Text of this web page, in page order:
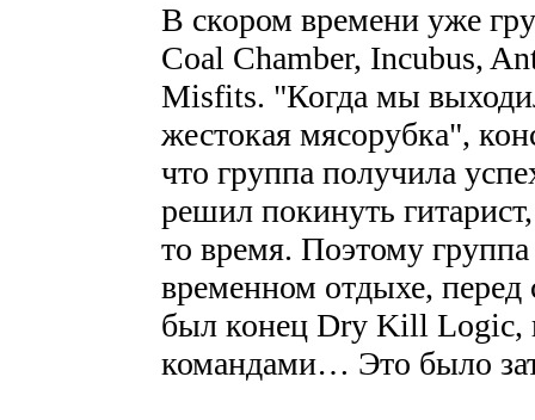
В скором времени уже
Coal Chamber, Incubus,
Misfits. "Когда мы
жестокая мясорубка",
что группа получила
решил покинуть
то время. Поэтому
временном отдыхе,
был конец Dry Kill Logic,
командами… Это было